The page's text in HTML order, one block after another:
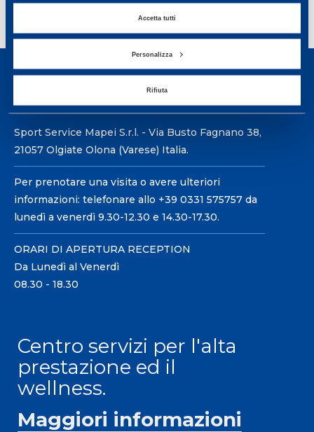
Accetta tutti
Personalizza
Rifiuta
1 2 >
Sport Service Mapei S.r.l. - Via Busto Fagnano 38,
21057 Olgiate Olona (Varese) Italia.
Per prenotare una visita o avere ulteriori
informazioni: telefonare allo +39 0331 575757 da
lunedì a venerdì 9.30-12.30 e 14.30-17.30.
ORARI DI APERTURA RECEPTION
Da Lunedì al Venerdì
08.30 - 18.30
Centro servizi per l'alta
prestazione ed il
wellness.
Maggiori informazioni